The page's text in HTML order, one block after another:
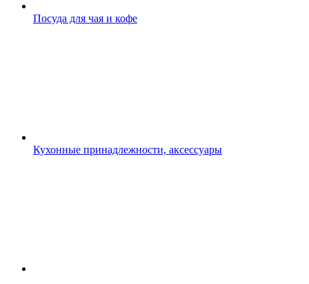
Посуда для чая и кофе
Кухонные принадлежности, аксессуары